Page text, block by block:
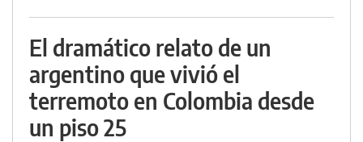
El dramático relato de un
argentino que vivió el
terremoto en Colombia desde
un piso 25